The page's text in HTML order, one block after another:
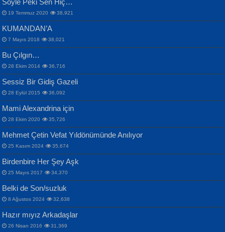
İPEK ACAR SERT
Gazze’nin Şecaati, Ümmetin İmtihanı...
MAHMUT GÜRBÜZ
İbrahim Olmak ve Bitirebilmek...
Selahattin Yıldız
İdrakimle Üşürken...
Songül Özel
Mahzen...
ERDEM BAYAZIT
Sana, Bana, Vatanıma, Ülkemin
İnsanlarına Dair...
NAZIM HİKMET RAN
Bir Cezaevinde, Tecritteki Adamın
Mektupları...
19 Temmuz 2020 38,921
KUMANDAN’A
7 Mayıs 2018 38,021
Bu Çılgın…
28 Ekim 2014 36,716
Sessiz Bir Gidiş Gazeli
28 Eylül 2015 36,092
Mami Alexandrina için
28 Ekim 2020 35,726
Mehmet Çetin Vefat Yıldönümünde Anılıyor
25 Kasım 2024 35,674
Birdenbire Her Şey Aşk
25 Mayıs 2017 34,370
Belki de Son/suzluk
8 Ağustos 2024 32,638
Hazır mıyız Arkadaşlar
26 Nisan 2016 31,369